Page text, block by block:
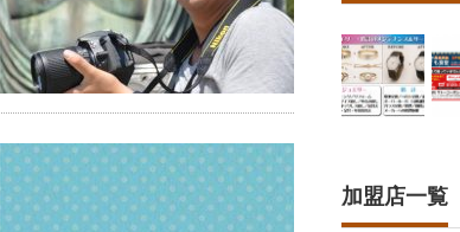
加盟店一覧